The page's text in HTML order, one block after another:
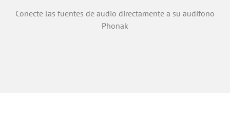
Conecte las fuentes de audio directamente a su audífono
Phonak